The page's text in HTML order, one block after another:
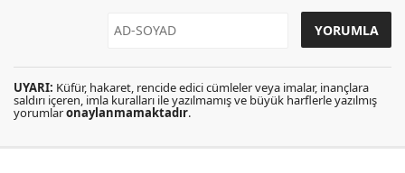
UYARI: Küfür, hakaret, rencide edici cümleler veya imalar, inançlara
saldırı içeren, imla kuralları ile yazılmamış ve büyük harflerle yazılmış
yorumlaronaylanmamaktadır.